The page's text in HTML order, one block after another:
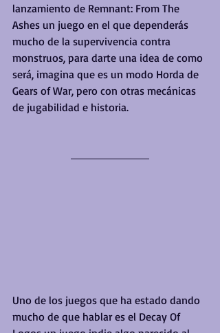
lanzamiento de Remnant: From The
Ashes un juego en el que dependerás
mucho de la supervivencia contra
monstruos, para darte una idea de como
será, imagina que es un modo Horda de
Gears of War, pero con otras mecánicas
de jugabilidad e historia.
Uno de los juegos que ha estado dando
mucho de que hablar es el Decay Of